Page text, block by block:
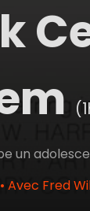
un
Avec Fred